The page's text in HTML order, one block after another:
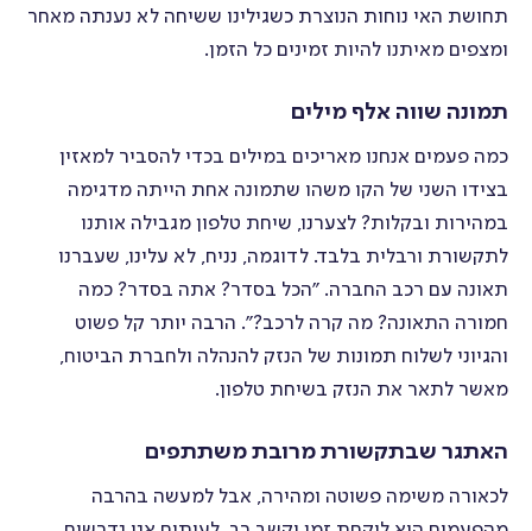
תחושת האי נוחות הנוצרת כשגילינו ששיחה לא נענתה מאחר
ומצפים מאיתנו להיות זמינים כל הזמן.
תמונה שווה אלף מילים
כמה פעמים אנחנו מאריכים במילים בכדי להסביר למאזין
בצידו השני של הקו משהו שתמונה אחת הייתה מדגימה
במהירות ובקלות? לצערנו, שיחת טלפון מגבילה אותנו
לתקשורת ורבלית בלבד. לדוגמה, נניח, לא עלינו, שעברנו
תאונה עם רכב החברה. ״הכל בסדר? אתה בסדר? כמה
חמורה התאונה? מה קרה לרכב?״. הרבה יותר קל פשוט
והגיוני לשלוח תמונות של הנזק להנהלה ולחברת הביטוח,
מאשר לתאר את הנזק בשיחת טלפון.
האתגר שבתקשורת מרובת משתתפים
לכאורה משימה פשוטה ומהירה, אבל למעשה בהרבה